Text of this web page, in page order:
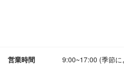
営業時間 9:00~17:00 (季節に